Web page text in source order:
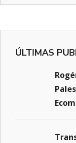
ÚLTIMAS